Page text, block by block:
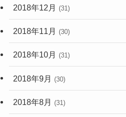
2018年12月 (31)
2018年11月 (30)
2018年10月 (31)
2018年9月 (30)
2018年8月 (31)